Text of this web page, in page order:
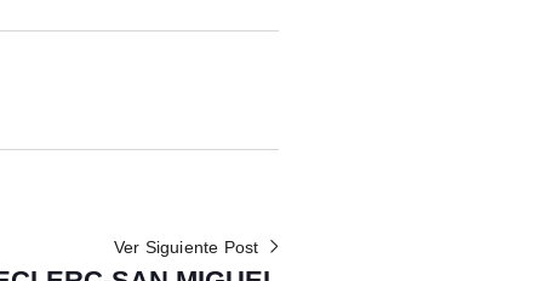
Ver Siguiente Post